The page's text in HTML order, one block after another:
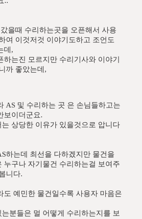
을때 수리하는곳을 오픈해서 사용
여 이것저것 이야기도하고 조언도
데,
하는진 모르지만 수리기사와 이야기
까 좋았는데,
AS 및 수리하는 곳 은 손님들하고는
보이더군요.
상당한 이유가 있을것으로 압니다
하는데 최선을 다하겠지만 물건을
누구나 자기물건 수리하는걸 보여주
니다.
도 예민한 물건일수록 사용자 마음은
분들은 멀 어떻게 수리하는지를 보